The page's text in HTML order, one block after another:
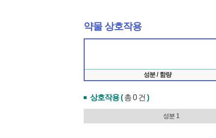
약물 상호작용
성분 / 함량
상호작용 (총 0 건 )
성분 1